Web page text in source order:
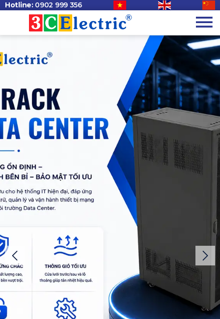
Hotline: 0902 999 356